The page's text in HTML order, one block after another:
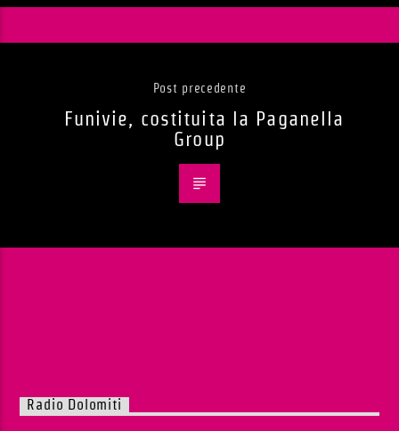
Post precedente
Funivie, costituita la Paganella
Group
Radio Dolomiti